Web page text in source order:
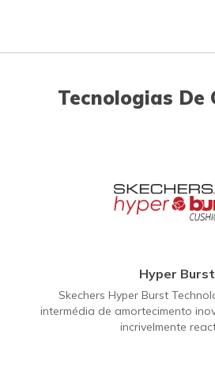
Tecnologias De
Hyper Burst
Skechers Hyper Burst
intermédia de amortecimento
incrivelmente